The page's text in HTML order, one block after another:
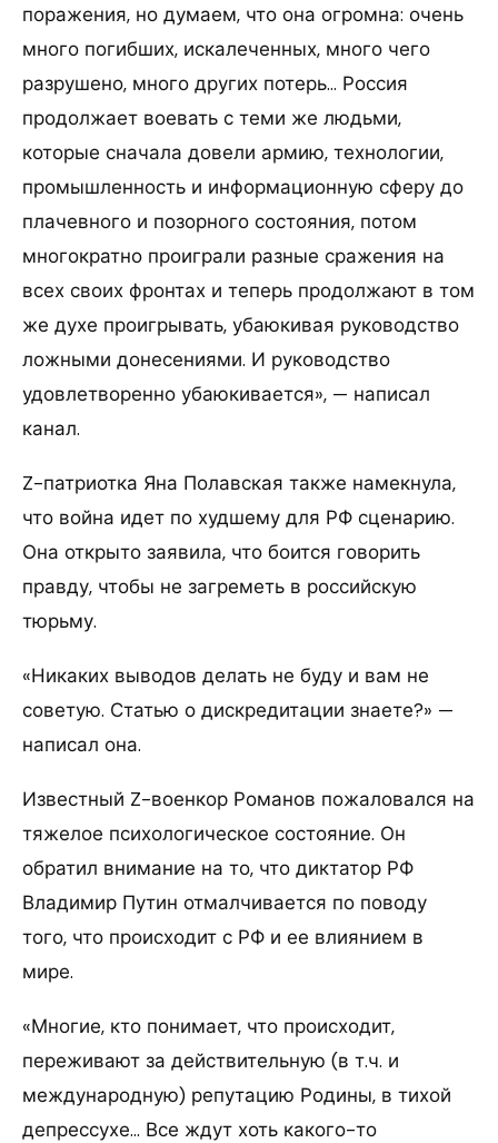
поражения, но думаем, что она огромна: очень
много погибших, искалеченных, много чего
разрушено, много других потерь… Россия
продолжает воевать с теми же людьми,
которые сначала довели армию, технологии,
промышленность и информационную сферу до
плачевного и позорного состояния, потом
многократно проиграли разные сражения на
всех своих фронтах и теперь продолжают в том
же духе проигрывать, убаюкивая руководство
ложными донесениями. И руководство
удовлетворенно убаюкивается», — написал
канал.
Z-патриотка Яна Полавская также намекнула,
что война идет по худшему для РФ сценарию.
Она открыто заявила, что боится говорить
правду, чтобы не загреметь в российскую
тюрьму.
«Никаких выводов делать не буду и вам не
советую. Статью о дискредитации знаете?» —
написал она.
Известный Z-военкор Романов пожаловался на
тяжелое психологическое состояние. Он
обратил внимание на то, что диктатор РФ
Владимир Путин отмалчивается по поводу
того, что происходит с РФ и ее влиянием в
мире.
«Многие, кто понимает, что происходит,
переживают за действительную (в т.ч. и
международную) репутацию Родины, в тихой
депрессухе… Все ждут хоть какого-то